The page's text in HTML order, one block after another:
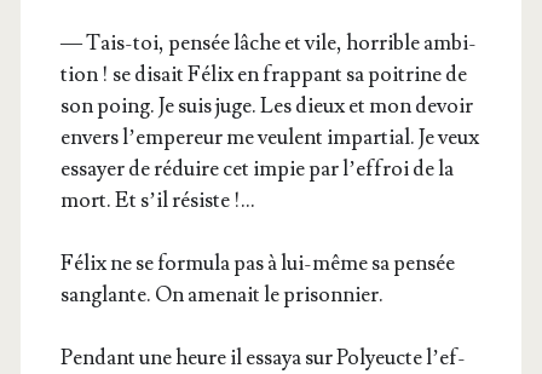
— Tais-toi, pen­sée lâche et vile, hor­rible ambi­
tion ! se disait Félix en frap­pant sa poi­trine de
son poing. Je suis juge. Les dieux et mon devoir
envers l’empereur me veulent impar­tial. Je veux
essayer de réduire cet impie par l’ef­froi de la
mort. Et s’il résiste !…
Félix ne se for­mu­la pas à lui-même sa pen­sée
san­glante. On ame­nait le prisonnier.
Pen­dant une heure il essaya sur Poly­eucte l’ef­